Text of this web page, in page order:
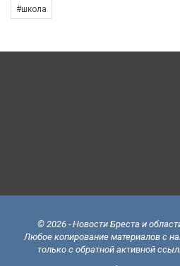
#школа
© 2026 - Новости Бреста и
Любое копирование материалов с
только с обратной активной